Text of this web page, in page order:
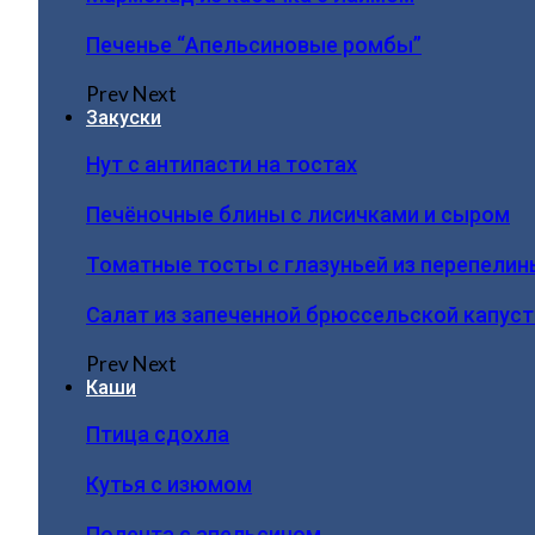
Печенье “Апельсиновые ромбы”
PrevNext
Закуски
Нут с антипасти на тостах
Печёночные блины с лисичками и сыром
Томатные тосты с глазуньей из
Салат из запеченной брюссельской
PrevNext
Каши
Птица сдохла
Кутья с изюмом